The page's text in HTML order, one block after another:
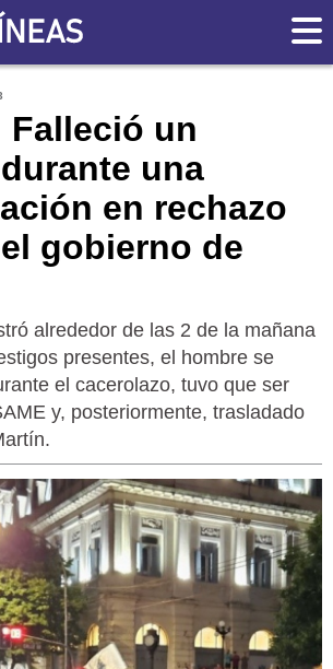
Falleció un
una
en rechazo
gobierno de
alrededor de las 2 de la mañana
presentes, el hombre se
el cacerolazo, tuvo que ser
y, posteriormente, trasladado